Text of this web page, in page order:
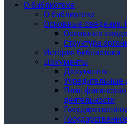
О библиотеке
О библиотеке
Основные сведения.
Основные
Структура
История библиотеки
Документы
Документы
Учредительные
План
деятельности